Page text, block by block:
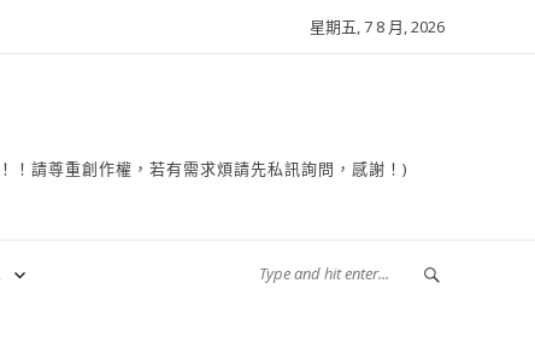
星期五, 7 8 月, 2026
請尊重創作權，若有需求煩請先私訊詢問，感謝！)